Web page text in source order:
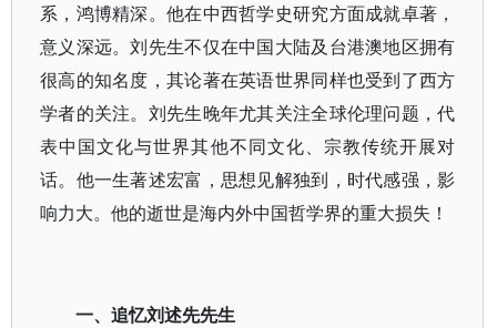
系，鸿博精深。他在中西哲学史研究方面成就卓著，
意义深远。刘先生不仅在中国大陆及台港澳地区拥有
很高的知名度，其论著在英语世界同样也受到了西方
学者的关注。刘先生晚年尤其关注全球伦理问题，代
表中国文化与世界其他不同文化、宗教传统开展对
话。他一生著述宏富，思想见解独到，时代感强，影
响力大。他的逝世是海内外中国哲学界的重大损失！
一、追忆刘述先先生